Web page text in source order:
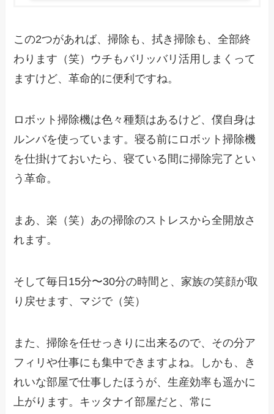
この2つがあれば、掃除も、拭き掃除も、全部終
わります（笑）ウチもバリッバリ活用しまくって
ますけど、革命的に便利ですね。
ロボット掃除機は色々種類はあるけど、僕自身は
ルンバを使っています。寝る前にロボット掃除機
を仕掛けておいたら、寝ている間に掃除完了とい
う革命。
まあ、楽（笑）あの掃除のストレスから全開放さ
れます。
そして毎日15分〜30分の時間と、家族の笑顔が取
り戻せます、マジで（笑）
また、掃除を任せっきりに出来るので、その分ア
フィリや仕事にも集中できますよね。しかも、き
れいな部屋で仕事したほうが、生産効率も遥かに
上がります。キッタナイ部屋だと、常に